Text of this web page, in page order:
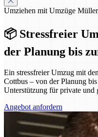
Umziehen mit Umzüge Müller
📦 Stressfreier
der Planung bis
Ein stressfreier Umzug mit
Cottbus – von der Planung
Unterstützung für private und
Angebot anfordern